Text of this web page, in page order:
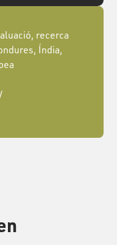
recerca
Índia,